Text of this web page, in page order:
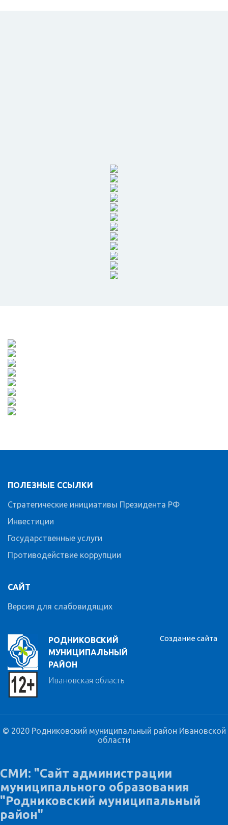
РОДНИКОВСКИЙ
МУНИЦИПАЛЬНЫЙ
РАЙОН
Ивановская область
ПОЛЕЗНЫЕ ССЫЛКИ
Стратегические инициативы Президента РФ
Инвестиции
Государственные услуги
Противодействие коррупции
САЙТ
Версия для слабовидящих
Создание сайта
© 2020 Родниковский муниципальный район Ивановской
области
СМИ: "Сайт администрации
муниципального образования
"Родниковский муниципальный
район"